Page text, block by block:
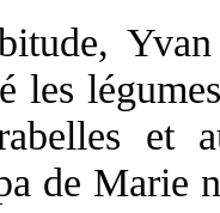
les
et
de Marie